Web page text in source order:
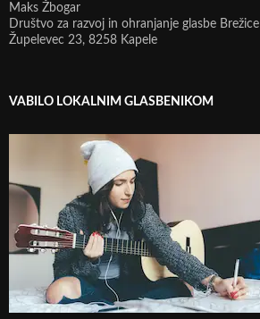
Maks Žbogar
Društvo za razvoj in ohranjanje glasbe Brežice
Župelevec 23, 8258 Kapele
VABILO LOKALNIM GLASBENIKOM